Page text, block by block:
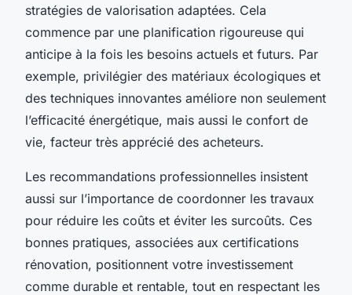
stratégies de valorisation adaptées. Cela
commence par une planification rigoureuse qui
anticipe à la fois les besoins actuels et futurs. Par
exemple, privilégier des matériaux écologiques et
des techniques innovantes améliore non seulement
l’efficacité énergétique, mais aussi le confort de
vie, facteur très apprécié des acheteurs.
Les recommandations professionnelles insistent
aussi sur l’importance de coordonner les travaux
pour réduire les coûts et éviter les surcoûts. Ces
bonnes pratiques, associées aux certifications
rénovation, positionnent votre investissement
comme durable et rentable, tout en respectant les